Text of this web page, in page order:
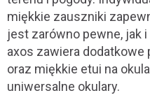
miękkie zauszniki
jest zarówno pewne, jak
axos zawiera
oraz miękkie etui na
uniwersalne okulary.